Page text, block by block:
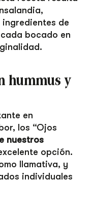
de
bocado en
hummus y
en
los “Ojos
nuestros
opción.
llamativa, y
individuales